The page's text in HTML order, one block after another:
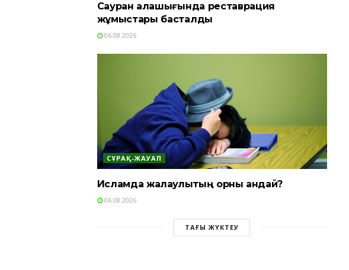
Сауран қалашығында реставрация
жұмыстары басталды
06.08.2026
СҰРАҚ-ЖАУАП
Исламда жалқаулықтың орны қандай?
06.08.2026
ТАҒЫ ЖҮКТЕУ